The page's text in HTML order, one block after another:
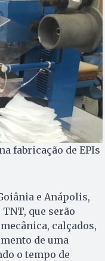
fabricação de EPIs
e Anápolis,
que serão
calçados,
de uma
o tempo de